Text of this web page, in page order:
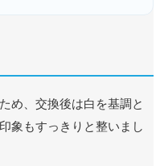
め、交換後は白を基調と
象もすっきりと整いまし